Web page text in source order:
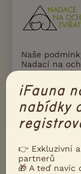
Naše
Nadací na
krok s
a etického
iFauna
nabídky
👉 Exkluzivní
partnerů
🎁 A teď navíc